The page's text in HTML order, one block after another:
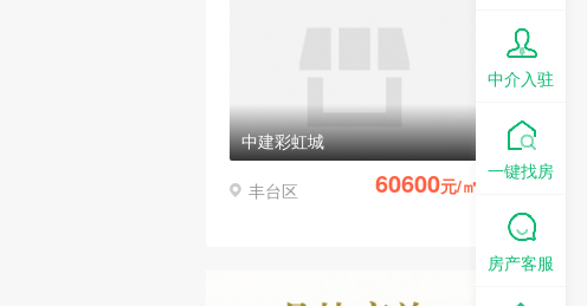
中建彩虹城
丰台区 60600元/㎡
中介入驻
一键找房
房产客服